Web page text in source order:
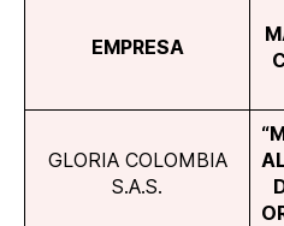
EMPRESA
GLORIA COLOMBIA
S.A.S.